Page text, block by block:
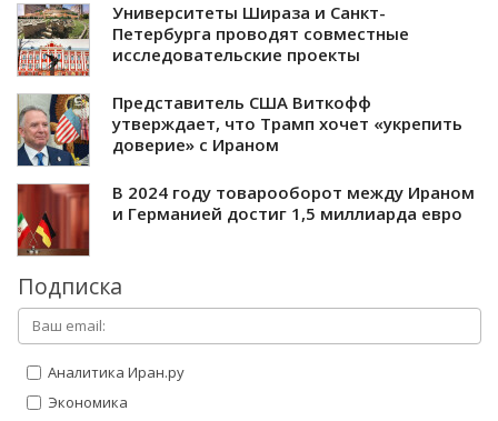
Университеты Шираза и Санкт-
Петербурга проводят совместные
исследовательские проекты
Представитель США Виткофф
утверждает, что Трамп хочет «укрепить
доверие» с Ираном
В 2024 году товарооборот между Ираном
и Германией достиг 1,5 миллиарда евро
Подписка
Аналитика Иран.ру
Экономика